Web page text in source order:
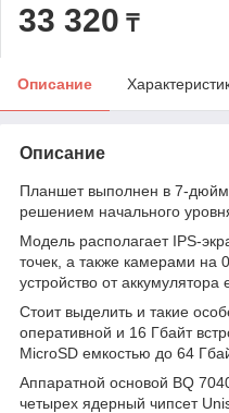
33 320 ₸
Описание
Описание
Планшет выполнен в 7-
решением начального
Модель располагает IPS-
точек, а также камерами на
устройство от
Стоит выделить и такие
оперативной и 16 Гбайт
MicroSD емкостью до 64
Аппаратной основой BQ
четырех ядерный чипсет